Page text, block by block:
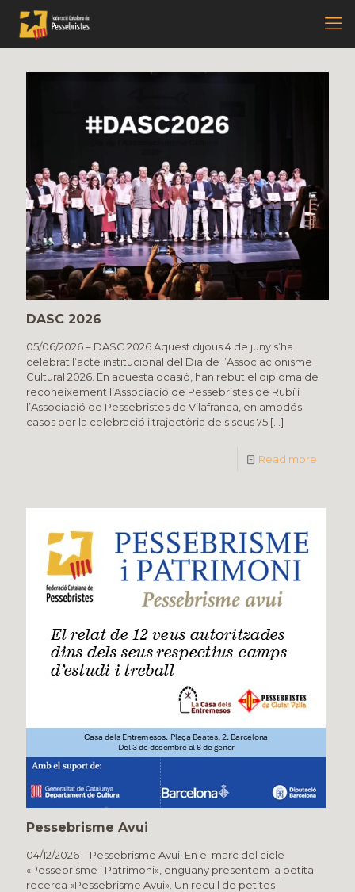
DASC 2026
05/06/2026 – DASC 2026 Aquest dijous 4 de juny s’ha
celebrat l’acte institucional del Dia de l’Associacionisme
Cultural 2026. En aquesta ocasió, han rebut el diploma de
reconeixement l’Associació de Pessebristes de Rubí i
l’Associació de Pessebristes de Vilafranca, en ambdós
casos per la celebració i trajectòria dels seus 75 […]
Read more
Pessebrisme Avui
04/12/2026 – Pessebrisme Avui. En el marc del cicle
«Pessebrisme i Patrimoni», enguany presentem la petita
recerca «Pessebrisme Avui». Un recull de petites